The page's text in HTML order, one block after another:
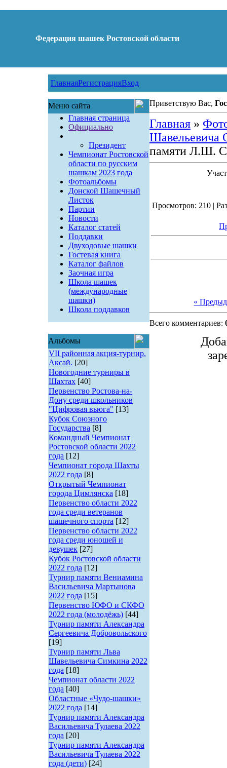
Федерация шашек Ростовской области
ГлавнаяРегистрацияВход
Меню сайта
Главная страница
Официально
Президент
Чемпионат Ростовской
области по русским
шашкам 2023 года
Фотоальбомы
Донской Шашечный
Листок
Партии
Новости
Каталог статей
Поддавки
Двуходовые шашки
Гостевая книга
Каталог файлов
Заочная игра
Школа шашек
(международные
шашки)
Школа поддавков
Альбомы
VII районная акция-турнир.
Аксай. [20]
Новогодние турниры в
Шахтах [40]
Первенство Ростова-на-
Дону среди школьников
"Цифровая вьюга" [13]
Кубок Союзного
Государства [8]
Командный Чемпионат
Ростовской области 2022
года [12]
Чемпионат города Шахты
2022 года [8]
Открытый Чемпионат
города Цимлянска [18]
Первенство области 2022
года среди ветеранов
шашечного спорта [12]
Первенство области 2022
года среди юношей и
девушек [27]
Кубок Ростовской области
2022 года [12]
Турнир памяти Вениамина
Васильевича Мартынова
2022 года [15]
Первенство ЮФО и СКФО
2022 года (молодёжь) [44]
Турнир памяти Александра
Сергеевича Добровольского
[19]
Турнир памяти Льва
Шавельевича Симкина 2022
года [18]
Чемпионат области 2022
года [40]
Областные «Чудо-шашки»
2022 года [14]
Турнир памяти Александра
Васильевича Тулаева 2022
года [20]
Турнир памяти Александра
Васильевича Тулаева 2022
года (дети) [24]
Приветствую Вас,
Главная»
Шавельевича
памяти Л.Ш.
Просмотров: 210 |
«
Всего комментариев: